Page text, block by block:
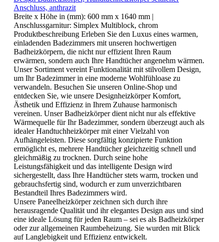
Anschluss, anthrazit
Breite x Höhe in (mm): 600 mm x 1640 mm
Anschlussgarnitur: Simplex Multiblock, chrom
Produktbeschreibung Erleben Sie den Luxus eines warmen,
einladenden Badezimmers mit unseren hochwertigen
Badheizkörpern, die nicht nur effizient Ihren Raum
erwärmen, sondern auch Ihre Handtücher angenehm wärmen.
Unser Sortiment vereint Funktionalität mit stilvollem Design,
um Ihr Badezimmer in eine moderne Wohlfühloase zu
verwandeln. Besuchen Sie unseren Online-Shop und
entdecken Sie, wie unsere Designheizkörper Komfort,
Ästhetik und Effizienz in Ihrem Zuhause harmonisch
vereinen. Unser Badheizkörper dient nicht nur als effektive
Wärmequelle für Ihr Badezimmer, sondern überzeugt auch als
idealer Handtuchheizkörper mit einer Vielzahl von
Aufhängeleisten. Diese sorgfältig konzipierte Funktion
ermöglicht es, mehrere Handtücher gleichzeitig schnell und
gleichmäßig zu trocknen. Durch seine hohe
Leistungsfähigkeit und das intelligente Design wird
sichergestellt, dass Ihre Handtücher stets warm, trocken und
gebrauchsfertig sind, wodurch er zum unverzichtbaren
Bestandteil Ihres Badezimmers wird.
Unsere Paneelheizkörper zeichnen sich durch ihre
herausragende Qualität und ihr elegantes Design aus und sind
eine ideale Lösung für jeden Raum – sei es als Badheizkörper
oder zur allgemeinen Raumbeheizung. Sie wurden mit Blick
auf Langlebigkeit und Effizienz entwickelt.